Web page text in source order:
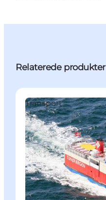
Relaterede produkter
Transport